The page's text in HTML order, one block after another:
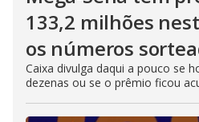
133,2 milhões
os números
Caixa divulga daqui a pouco se
dezenas ou se o prêmio ficou